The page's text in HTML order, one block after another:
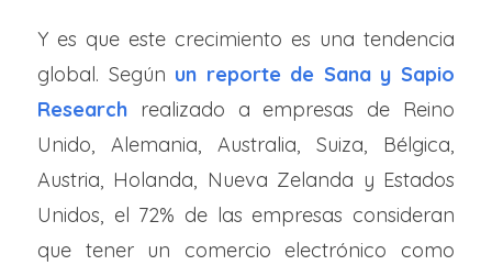
Y es que este crecimiento es una tendencia
global. Según un reporte de Sana y Sapio
Research realizado a empresas de Reino
Unido, Alemania, Australia, Suiza, Bélgica,
Austria, Holanda, Nueva Zelanda y Estados
Unidos, el 72% de las empresas consideran
que tener un comercio electrónico como